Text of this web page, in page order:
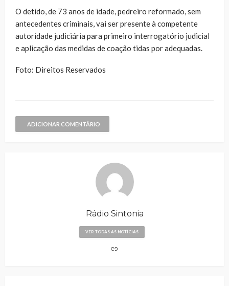
O detido, de 73 anos de idade, pedreiro reformado, sem
antecedentes criminais, vai ser presente à competente
autoridade judiciária para primeiro interrogatório judicial
e aplicação das medidas de coação tidas por adequadas.
Foto: Direitos Reservados
ADICIONAR COMENTÁRIO
Rádio Sintonia
VER TODAS AS NOTÍCIAS